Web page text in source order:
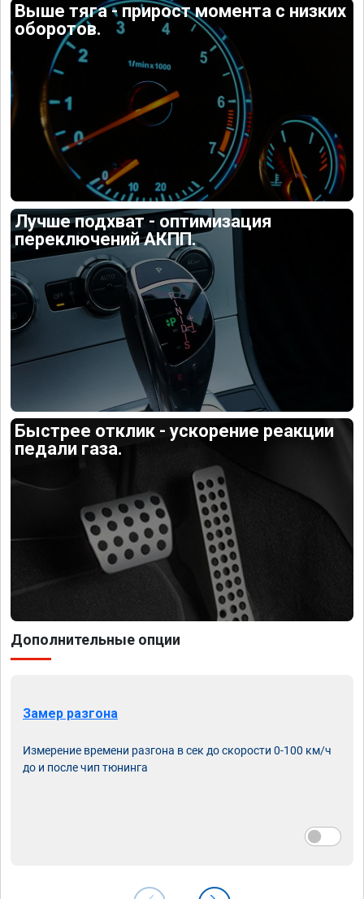
Выше тяга - прирост момента с низких
оборотов.
Лучше подхват - оптимизация
переключений АКПП.
Быстрее отклик - ускорение реакции
педали газа.
Дополнительные опции
Замер разгона
Измерение времени разгона в сек до скорости 0-100 км/ч
до и после чип тюнинга